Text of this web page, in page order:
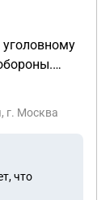
по
и на
г. Москва
что